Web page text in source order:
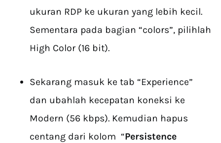
ukuran RDP ke ukuran yang lebih kecil.
Sementara pada bagian “colors”, pilihlah
High Color (16 bit).
Sekarang masuk ke tab “Experience”
dan ubahlah kecepatan koneksi ke
Modern (56 kbps). Kemudian hapus
centang dari kolom “Persistence